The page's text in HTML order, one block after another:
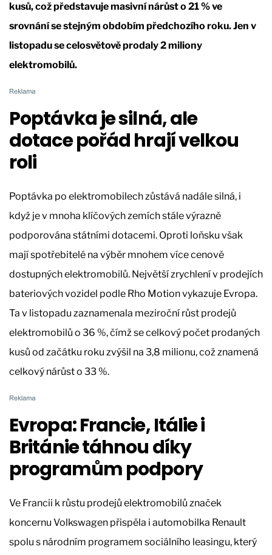
kusů, což představuje masivní nárůst o 21 % ve
srovnání se stejným obdobím předchozího roku. Jen v
listopadu se celosvětově prodaly 2 miliony
elektromobilů.
Poptávka je silná, ale
dotace pořád hrají velkou
roli
Poptávka po elektromobilech zůstává nadále silná, i
když je v mnoha klíčových zemích stále výrazně
podporována státními dotacemi. Oproti loňsku však
mají spotřebitelé na výběr mnohem více cenově
dostupných elektromobilů. Největší zrychlení v prodejích
bateriových vozidel podle Rho Motion vykazuje Evropa.
Ta v listopadu zaznamenala meziroční růst prodejů
elektromobilů o 36 %, čímž se celkový počet prodaných
kusů od začátku roku zvýšil na 3,8 milionu, což znamená
celkový nárůst o 33 %.
Evropa: Francie, Itálie i
Británie táhnou díky
programům podpory
Ve Francii k růstu prodejů elektromobilů značek
koncernu Volkswagen přispěla i automobilka Renault
spolu s národním programem sociálního leasingu, který